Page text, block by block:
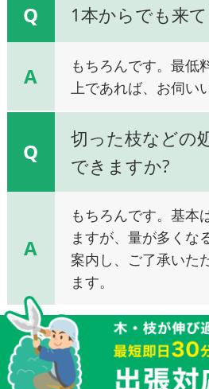
Q 1本からでも来
A
もちろんです。最低
上であれば、お伺い
Q
切った枝などの
できますか?
A
もちろんです。基本
ますが、量が多くな
案内し、ご了承いた
ます。